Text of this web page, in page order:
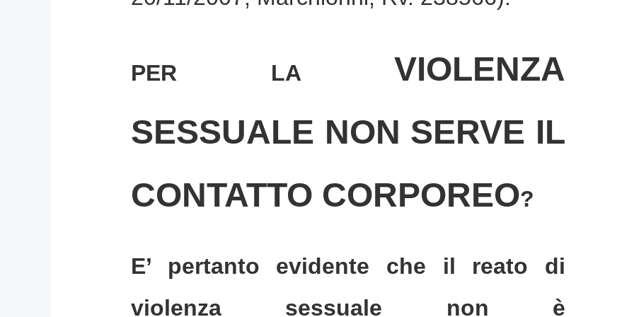
PER LA VIOLENZA
SESSUALE NON SERVE IL
CONTATTO CORPOREO?
E’ pertanto evidente che il reato di
violenza sessuale non è